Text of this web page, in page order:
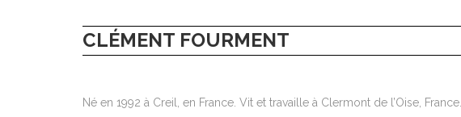
CLÉMENT FOURMENT
Né en 1992 à Creil, en France. Vit et travaille à Clermont de l’Oise, France.